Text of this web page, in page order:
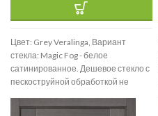
Цвет: Grey Veralinga, Вариант
стекла: Magic Fog - белое
сатинированное. Дешевое стекло с
пескоструйной обработкой не